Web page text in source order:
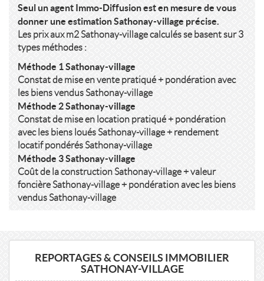
Seul un agent Immo-Diffusion est en mesure de vous
donner une estimation Sathonay-village précise.
Les prix aux m2 Sathonay-village calculés se basent sur 3
types méthodes :
Méthode 1 Sathonay-village
Constat de mise en vente pratiqué + pondération avec
les biens vendus Sathonay-village
Méthode 2 Sathonay-village
Constat de mise en location pratiqué + pondération
avec les biens loués Sathonay-village + rendement
locatif pondérés Sathonay-village
Méthode 3 Sathonay-village
Coût de la construction Sathonay-village + valeur
foncière Sathonay-village + pondération avec les biens
vendus Sathonay-village
REPORTAGES & CONSEILS IMMOBILIER
SATHONAY-VILLAGE